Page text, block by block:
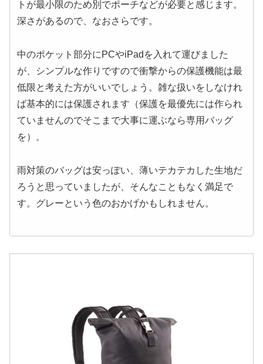
トが最小限のため別でポーチなどが必要と感じます。
深さがあるので、なおさらです。
中のポケット部分にPCやiPadを入れて運びました
が、シンプルな作りですので衝撃からの保護機能は最
低限と考えた方がいいでしょう。雑な扱いをしなけれ
ば基本的には保護されます（保護を最優先には作られ
ていませんのでそこまで大事に運ぶなら専用バッグ
を）。
雨対策のバッグは安っぽい、薄いテカテカした生地だ
ろうと思っていましたが、そんなこともなく満足で
す。グレーという色のおかげかもしれません。